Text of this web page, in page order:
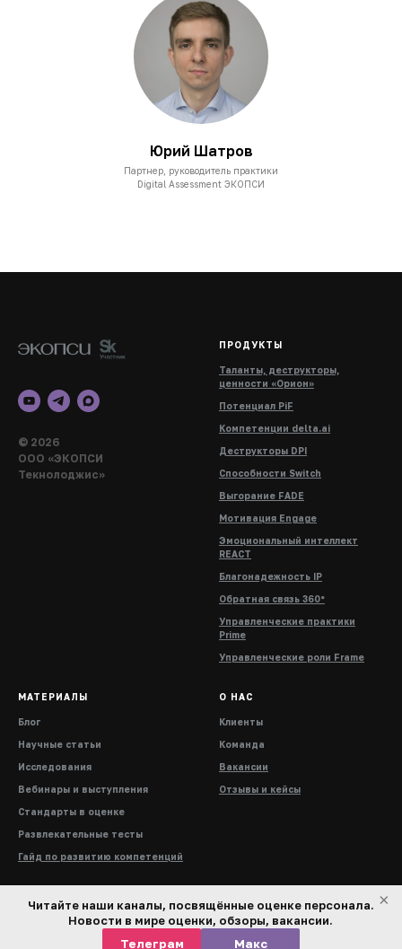
Юрий Шатров
Партнер, руководитель практики
Digital Assessment ЭКОПСИ
© 2026
ООО «ЭКОПСИ
Текнолоджис»
ПРОДУКТЫ
Таланты, деструкторы,
ценности «Орион»
Потенциал PiF
Компетенции delta.ai
Деструкторы DPI
Способности Switch
Выгорание FADE
Мотивация Engage
Эмоциональный интеллект
REACT
Благонадежность IP
Обратная связь 360°
Управленческие практики
Prime
Управленческие роли Frame
МАТЕРИАЛЫ
Блог
Научные статьи
Исследования
Вебинары и выступления
Стандарты в оценке
Развлекательные тесты
Гайд по развитию компетенций
О НАС
Клиенты
Команда
Вакансии
Отзывы и кейсы
Читайте наши каналы, посвящённые оценке персонала.
Новости в мире оценки, обзоры, вакансии.
Телеграм
Макс
×